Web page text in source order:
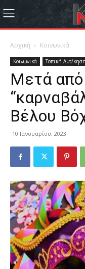
Αρχική Κοινωνικά
Κοινωνικά Τοπική Αυτ/κηση
Μετά από
Βέλου
10 Ιανουαρίου, 2023